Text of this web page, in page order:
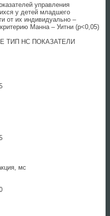
управления
у детей младшего
от их индивидуально –
Манна – Уитни (p<0,05)
ТИП НС ПОКАЗАТЕЛИ
мс